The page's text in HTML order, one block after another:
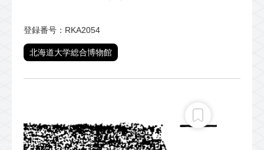
登録番号：RKA2054
北海道大学総合博物館